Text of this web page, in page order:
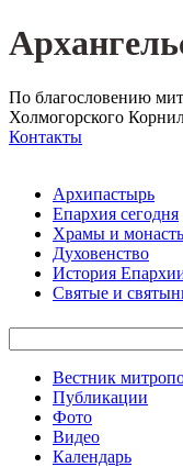
По благословению
Холмогорского
Контакты
Архипастырь
Епархия сегодня
Храмы и
Духовенство
История
Святые и
Вестник
Публикации
Фото
Видео
Календарь